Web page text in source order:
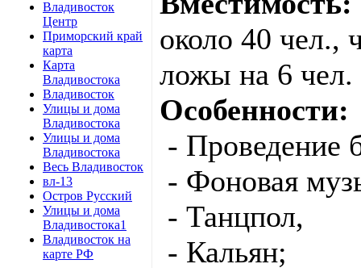
Владивосток
Центр
Приморский край
карта
Карта
Владивостока
Владивосток
Улицы и дома
Владивостока
Улицы и дома
Владивостока
Весь Владивосток
вл-13
Остров Русский
Улицы и дома
Владивостока1
Владивосток на
карте РФ
около 40 чел.,
ложы на 6 чел.
Особенности:
- Проведение
- Фоновая
- Танцпол,
- Кальян;